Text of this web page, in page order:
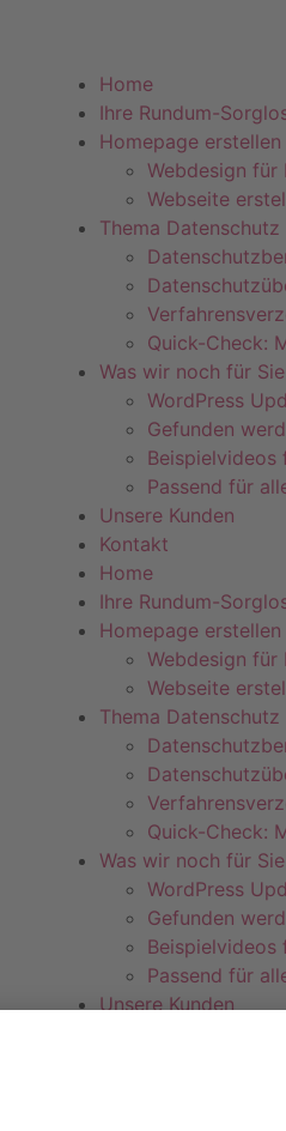
Home
Ihre Rundum-
Homepage erstellen
Webdesign für
Webseite
Thema Datenschutz
Quick-Check:
Was wir noch für
WordPress
Gefunden
Beispielvideos
Passend für
Unsere Kunden
Kontakt
Home
Ihre Rundum-
Homepage erstellen
Webdesign für
Webseite
Thema Datenschutz
Quick-Check:
Was wir noch für
WordPress
Gefunden
Beispielvideos
Passend für
Unsere Kunden